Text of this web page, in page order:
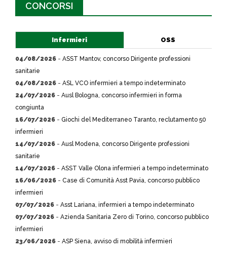
CONCORSI
Infermieri OSS
04/08/2026 - ASST Mantov, concorso Dirigente professioni
sanitarie
04/08/2026 - ASL VCO infermieri a tempo indeterminato
24/07/2026 - Ausl Bologna, concorso infermieri in forma
congiunta
16/07/2026 - Giochi del Mediterraneo Taranto, reclutamento 50
infermieri
14/07/2026 - Ausl Modena, concorso Dirigente professioni
sanitarie
14/07/2026 - ASST Valle Olona infermieri a tempo indeterminato
16/06/2026 - Case di Comunità Asst Pavia, concorso pubblico
infermieri
07/07/2026 - Asst Lariana, infermieri a tempo indeterminato
07/07/2026 - Azienda Sanitaria Zero di Torino, concorso pubblico
infermieri
23/06/2026 - ASP Siena, avviso di mobilità infermieri